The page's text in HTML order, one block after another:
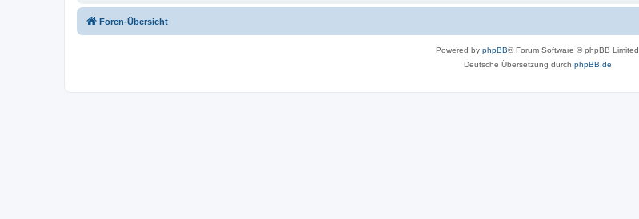
Foren-Übersicht
Powered by phpBB® Forum Software © phpBB Limited
Deutsche Übersetzung durch phpBB.de